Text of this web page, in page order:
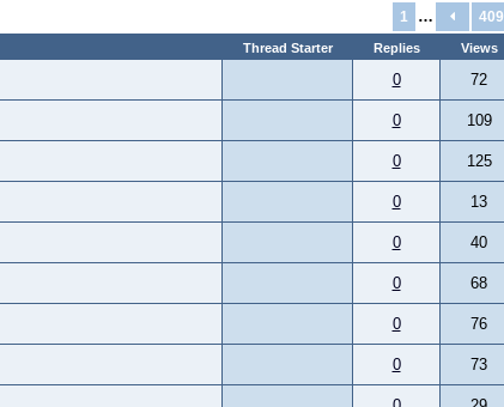
1 … 409
Thread Starter Replies Views
0 72
0 109
0 125
0 13
0 40
0 68
0 76
0 73